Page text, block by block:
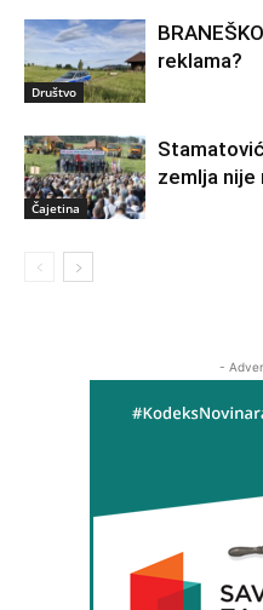
Društvo
reklama?
Čajetina
zemlja nije
-